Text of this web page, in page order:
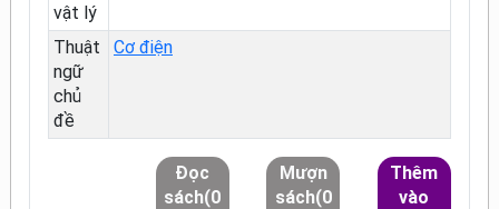
vật lý
Thuật
ngữ
chủ
đề
Cơ điện
Đọc
sách(0
Mượn
sách(0
Thêm
vào